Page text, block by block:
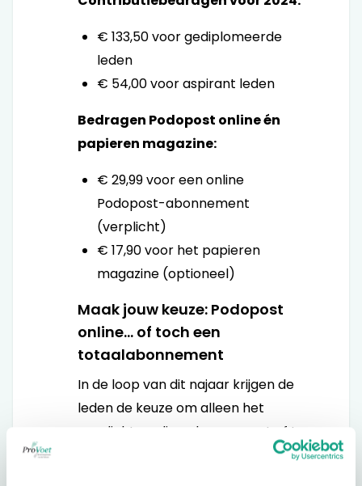
€ 133,50 voor gediplomeerde
leden
€ 54,00 voor aspirant leden
Bedragen Podopost online én
papieren magazine:
€ 29,99 voor een online
Podopost-abonnement
(verplicht)
€ 17,90 voor het papieren
magazine (optioneel)
Maak jouw keuze: Podopost
online... of toch een
totaalabonnement
In de loop van dit najaar krijgen de
leden de keuze om alleen het
verplichte online abonnement af te
nemen of dit aan te vullen met zes